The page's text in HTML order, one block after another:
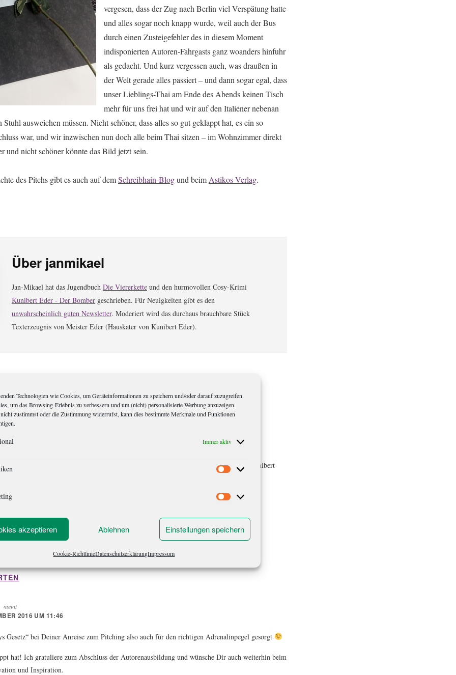
Technologien wie Cookies, um Geräteinformationen zu speichern und/oder darauf zuzugreifen.
um das Browsing-Erlebnis zu verbessern und um (nicht) personalisierte Werbung anzuzeigen.
zustimmst oder die Zustimmung widerrufst, kann dies bestimmte Merkmale und Funktionen
Immer aktiv
Statistiken
Marketing
akzeptieren Ablehnen Einstellungen speichern
Cookie-RichtlinieDatenschutzerklärungImpressum
vergesen, dass der Zug nach Berlin viel Verspätung hatte
und alles sogar noch knapp wurde, weil auch der Bus
durch einen Zusteigefehler des in diesem Moment
indisponierten Autoren-Fahrgasts ganz woanders hinfuhr
als gedacht. Und kurz vergessen auch, was draußen in
der Welt gerade alles passiert – und dann sogar egal, dass
unser Lieblings-Thai am Ende des Abends keinen Tisch
mehr für uns frei hat und wir auf den Italiener nebenan
ausweichen müssen. Nicht schöner, dass alles so gut geklappt hat, es ein so
war, und wir inzwischen nun doch alle beim Thai sitzen – im Wohnzimmer direkt
und nicht schöner könnte das Bild jetzt sein.
des Pitchs gibt es auch auf demSchreibhain-Blogund beim Astikos Verlag.
Über janmikael
Jan-Mikael hat das Jugendbuch Die Viererkette und den hurmovollen Cosy-Krimi
Kunibert Eder - Der Bomber geschrieben. Für Neuigkeiten gibt es den
unwahrscheinlich guten Newsletter. Moderiert wird das durchaus brauchbare Stück
Texterzeugnis von Meister Eder (Hauskater von Kunibert Eder).
2015 UM 15:52
beschreiben können! Ich freue mich, dass es ein so toller Abend war! Und für Kunibert
meint
24. NOVEMBER 2015 UM 10:01
meint
2016 UM 11:46
Gesetz“ bei Deiner Anreise zum Pitching also auch für den richtigen Adrenalinpegel gesorgt
hat! Ich gratuliere zum Abschluss der Autorenausbildung und wünsche Dir auch weiterhin beim
und Inspiration.